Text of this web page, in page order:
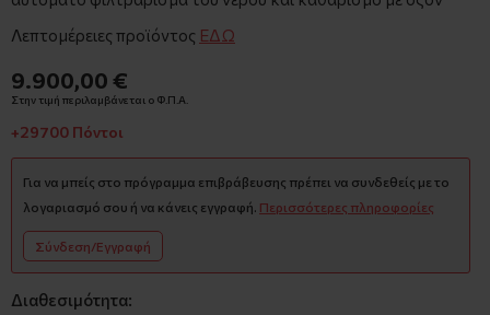
Λεπτομέρειες προϊόντος ΕΔΩ
9.900,00 €
Στην τιμή περιλαμβάνεται ο Φ.Π.Α.
+29700 Πόντοι
Για να μπείς στο πρόγραμμα επιβράβευσης πρέπει να συνδεθείς με το
λογαριασμό σου ή να κάνεις εγγραφή. Περισσότερες πληροφορίες
Σύνδεση/Εγγραφή
Διαθεσιμότητα: